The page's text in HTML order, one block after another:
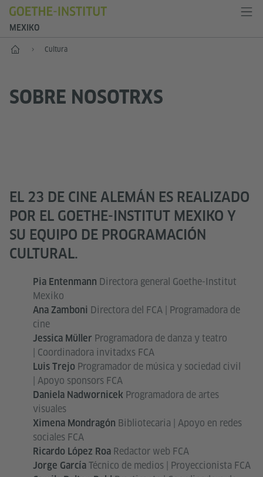
MEXIKO
Inicio Cultura
SOBRE NOSOTRXS
EL 23 DE CINE ALEMÁN ES REALIZADO
POR EL GOETHE-INSTITUT MEXIKO Y
SU EQUIPO DE PROGRAMACIÓN
CULTURAL.
Pia Entenmann Directora general Goethe-Institut
Mexiko
Ana Zamboni Directora del FCA | Programadora de
cine
Jessica Müller Programadora de danza y teatro
| Coordinadora invitadxs FCA
Luis Trejo Programador de música y sociedad civil
| Apoyo sponsors FCA
Daniela Nadwornicek Programadora de artes
visuales
Ximena Mondragón Bibliotecaria | Apoyo en redes
sociales FCA
Ricardo López Roa Redactor web FCA
Jorge García Técnico de medios | Proyeccionista FCA